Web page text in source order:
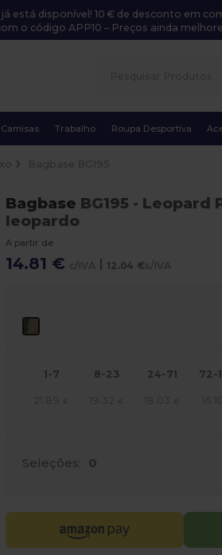
está disponível! 10 € de desconto em
o código APP10 – Preços ainda
Camisas Trabalho Roupa Desportiva
Bagbase BG195 - Leopard
leopardo
A partir de
14.81 € c/IVA | 12.04 €s/IVA
1-7 8-23 24-71 72-
Seleções: 0